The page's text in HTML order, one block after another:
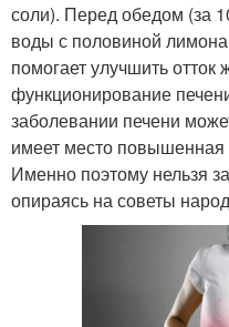
соли). Перед обедом (за
воды с половиной
помогает улучшить отток
функционирование
заболевании печени
имеет место повышенная
Именно поэтому нельзя
опираясь на советы